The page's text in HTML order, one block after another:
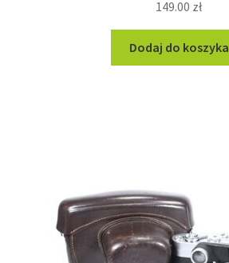
149.00 zł
Dodaj do koszyka